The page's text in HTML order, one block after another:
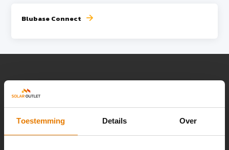
Toestemming Details Over
Blubase Connect
Klantenservice